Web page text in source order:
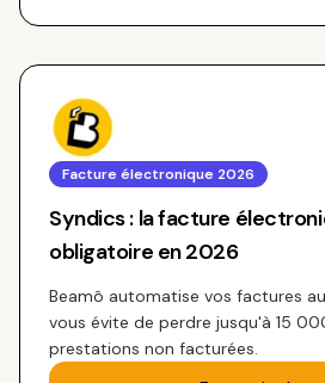
Facture électronique 2026
Syndics : la facture
obligatoire en 2026
Beamô automatise vos factures
vous évite de perdre jusqu'à 15
prestations non facturées.